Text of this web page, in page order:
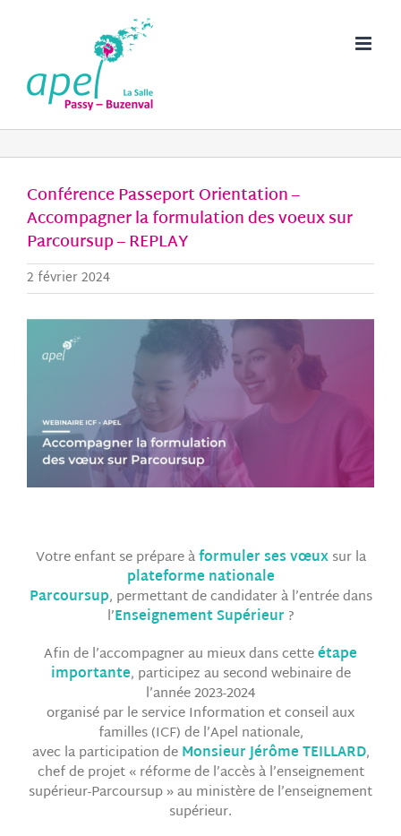
Conférence Passeport Orientation –
Accompagner la formulation des voeux sur
Parcoursup – REPLAY
2 février 2024
Votre enfant se prépare àformuler ses vœuxsur la
plateforme nationale
Parcoursup, permettant de candidater à l’entrée dans
l’Enseignement Supérieur ?
Afin de l’accompagner au mieux dans cetteétape
importante, participez au second webinaire de
l’année 2023-2024
organisé par le service Information et conseil aux
familles (ICF) de l’Apel nationale,
avec la participation deMonsieur Jérôme TEILLARD,
chef de projet « réforme de l’accès à l’enseignement
supérieur-Parcoursup » au ministère de l’enseignement
supérieur.